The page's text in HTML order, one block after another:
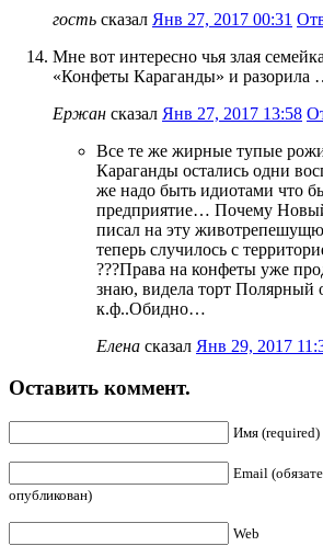
гость сказал Янв 27, 2017 00:31
Мне вот интересно чья злая
«Конфеты Караганды» и разорила
Ержан сказал Янв 27, 2017 13:58
Все те же жирные тупые
Караганды остались одни
же надо быть идиотами что
предприятие… Почему
писал на эту
теперь случилось с
???Права на конфеты уже
знаю, видела торт Полярный
к.ф..Обидно…
Елена сказал Янв 29, 2017
Оставить коммент.
Имя (required)
Email
опубликован)
Web